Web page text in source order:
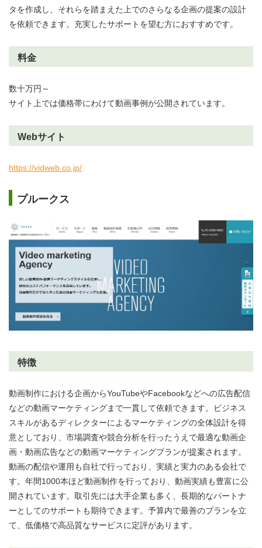
タを作成し、それらを踏まえた上でのさらなる企画の提案の設計
を依頼できます。充実したサポートを望む方におすすめです。
料金
数十万円～
サイト上では価格帯にわけて動画事例が公開されています。
Webサイト
https://vidweb.co.jp/
プルークス
特徴
動画制作における企画からYouTubeやFacebookなどへの広告配信
などの動画マーケティングまで一貫して依頼できます。ビジネス
スキルがあるディレクターによるマーケティングの全体設計を得
意としており、市場調査や競合分析を行ったうえで最適な動画企
画・動画広告などの動画マーケティングプランが提案されます。
動画の配信や運用も自社で行っており、実績と実力のある会社で
す。年間1000本ほど動画制作を行っており、動画実績も豊富に公
開されています。取引先には大手企業も多く、長期的なパートナ
ーとしてのサポートも期待できます。予算内で最善のプランを立
て、低価格で高品質なサービスに定評があります。